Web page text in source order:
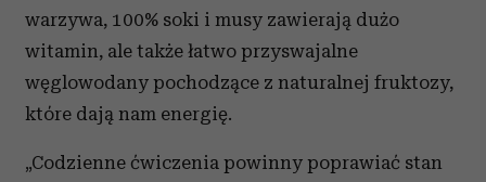
warzywa, 100% soki i musy zawierają dużo
witamin, ale także łatwo przyswajalne
węglowodany pochodzące z naturalnej fruktozy,
które dają nam energię.
„Codzienne ćwiczenia powinny poprawiać stan